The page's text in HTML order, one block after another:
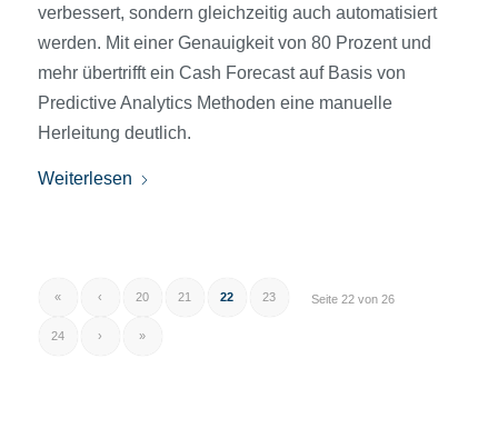
verbessert, sondern gleichzeitig auch automatisiert
werden. Mit einer Genauigkeit von 80 Prozent und
mehr übertrifft ein Cash Forecast auf Basis von
Predictive Analytics Methoden eine manuelle
Herleitung deutlich.
Weiterlesen
Seite 22 von 26
« ‹ 20 21 22 23
24 › »